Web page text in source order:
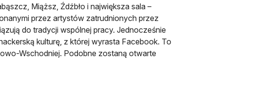
Miąższ, Źdźbło i największa sala –
przez artystów zatrudnionych przez
do tradycji wspólnej pracy. Jednocześnie
kulturę, z której wyrasta Facebook. To
Wschodniej. Podobne zostaną otwarte